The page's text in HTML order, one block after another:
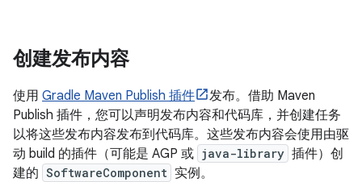
创建发布内容
使用 Gradle Maven Publish 插件
发布。借助 Maven
Publish 插件，您可以声明发布内容和代码库，并创建任务
以将这些发布内容发布到代码库。这些发布内容会使用由驱
动 build 的插件（可能是 AGP 或 java-library 插件）创
建的 SoftwareComponent 实例。